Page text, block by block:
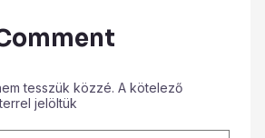
tesszük közzé. A kötelező
jelöltük